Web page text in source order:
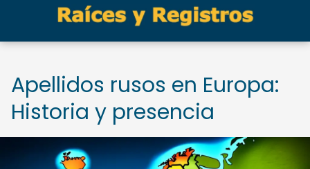
Apellidos rusos en Europa:
Historia y presencia